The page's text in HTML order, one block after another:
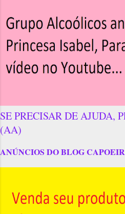
SE PRECISAR DE AJUDA,
(AA)
ANÚNCIOS DO BLOG